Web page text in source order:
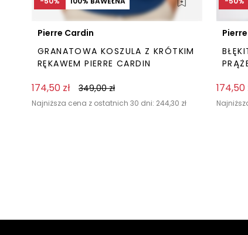
Pierre Cardin
GRANATOWA KOSZULA Z KRÓTKIM
RĘKAWEM PIERRE CARDIN
174,50 zł 349,00zł
Najniższa cena z ostatnich 30 dni: 244,30 zł
174,50